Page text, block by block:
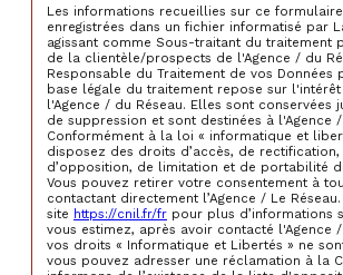
Les informations recueillies sur ce
enregistrées dans un fichier informatisé par
agissant comme Sous-traitant du traitement
de la clientèle/prospects de l'Agence / du
Responsable du Traitement de vos Données
base légale du traitement repose sur
l'Agence / du Réseau. Elles sont conservées
de suppression et sont destinées à l'Agence /
Conformément à la loi « informatique et
disposez des droits d’accès, de rectification,
d’opposition, de limitation et de portabilité
Vous pouvez retirer votre consentement à
contactant directement l’Agence / Le
site https://cnil.fr/fr pour plus d’informations
vous estimez, après avoir contacté l'Agence
vos droits « Informatique et Libertés » ne
vous pouvez adresser une réclamation à la